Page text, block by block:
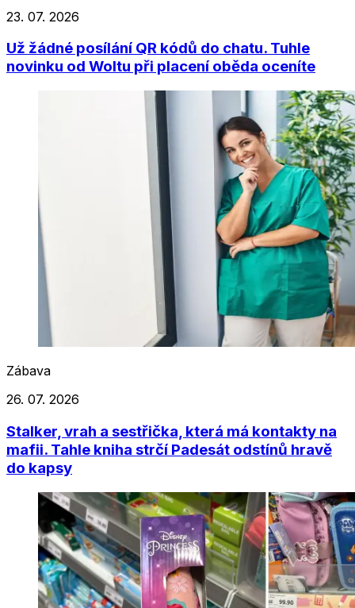
23. 07. 2026
Už žádné posílání QR kódů do chatu. Tuhle
novinku od Woltu při placení oběda oceníte
Zábava
26. 07. 2026
Stalker, vrah a sestřička, která má kontakty na
mafii. Tahle kniha strčí Padesát odstínů hravě
do kapsy